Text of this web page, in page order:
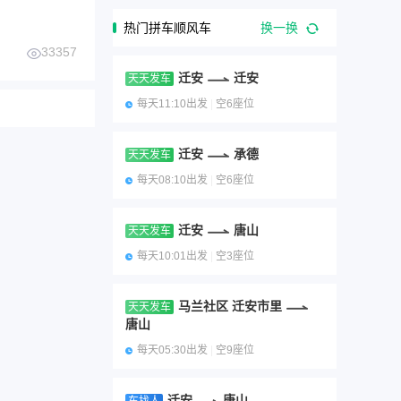
33357
热门拼车顺风车 换一换
天天发车 迁安 迁安
每天11:10出发 空6座位
天天发车 迁安 承德
每天08:10出发 空6座位
天天发车 迁安 唐山
每天10:01出发 空3座位
天天发车 马兰社区 迁安市里
唐山
每天05:30出发 空9座位